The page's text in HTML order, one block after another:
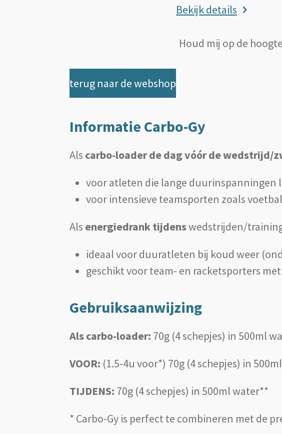
Bekijk details
Houd mij op de hoogte
terug naar de webshop
Informatie Carbo-Gy
Als carbo-loader de dag vóór de wedstrijd/
voor atleten die lange
voor intensieve teamsporten zoals
Als energiedrank tijdenswedstrijden/
ideaal voor duuratleten bij koud weer
geschikt voor team- en racketsporters
Gebruiksaanwijzing
Als carbo-loader: 70g (4 schepjes) in 500ml
VOOR: (1.5-4u voor*) 70g (4 schepjes) in
TIJDENS: 70g (4 schepjes) in 500ml water**
* Carbo-Gy is perfect te combineren met de